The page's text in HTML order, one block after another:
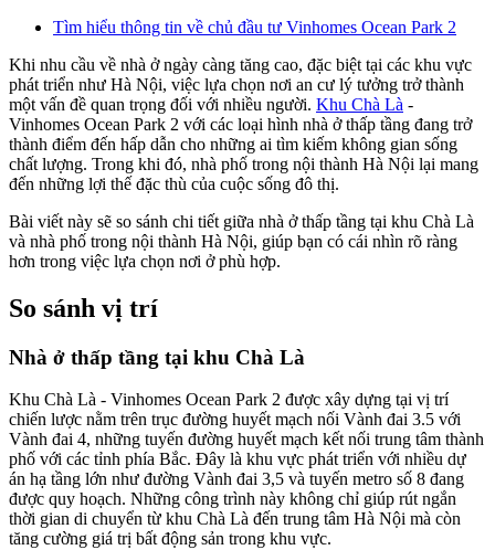
Tìm hiểu thông tin về chủ đầu tư Vinhomes Ocean Park 2
Khi nhu cầu về nhà ở ngày càng tăng cao, đặc biệt tại các khu vực
phát triển như Hà Nội, việc lựa chọn nơi an cư lý tưởng trở thành
một vấn đề quan trọng đối với nhiều người. Khu Chà Là -
Vinhomes Ocean Park 2 với các loại hình nhà ở thấp tầng đang trở
thành điểm đến hấp dẫn cho những ai tìm kiếm không gian sống
chất lượng. Trong khi đó, nhà phố trong nội thành Hà Nội lại mang
đến những lợi thế đặc thù của cuộc sống đô thị.
Bài viết này sẽ so sánh chi tiết giữa nhà ở thấp tầng tại khu Chà Là
và nhà phố trong nội thành Hà Nội, giúp bạn có cái nhìn rõ ràng
hơn trong việc lựa chọn nơi ở phù hợp.
So sánh vị trí
Nhà ở thấp tầng tại khu Chà Là
Khu Chà Là - Vinhomes Ocean Park 2 được xây dựng tại vị trí
chiến lược nằm trên trục đường huyết mạch nối Vành đai 3.5 với
Vành đai 4, những tuyến đường huyết mạch kết nối trung tâm thành
phố với các tỉnh phía Bắc. Đây là khu vực phát triển với nhiều dự
án hạ tầng lớn như đường Vành đai 3,5 và tuyến metro số 8 đang
được quy hoạch. Những công trình này không chỉ giúp rút ngắn
thời gian di chuyển từ khu Chà Là đến trung tâm Hà Nội mà còn
tăng cường giá trị bất động sản trong khu vực.